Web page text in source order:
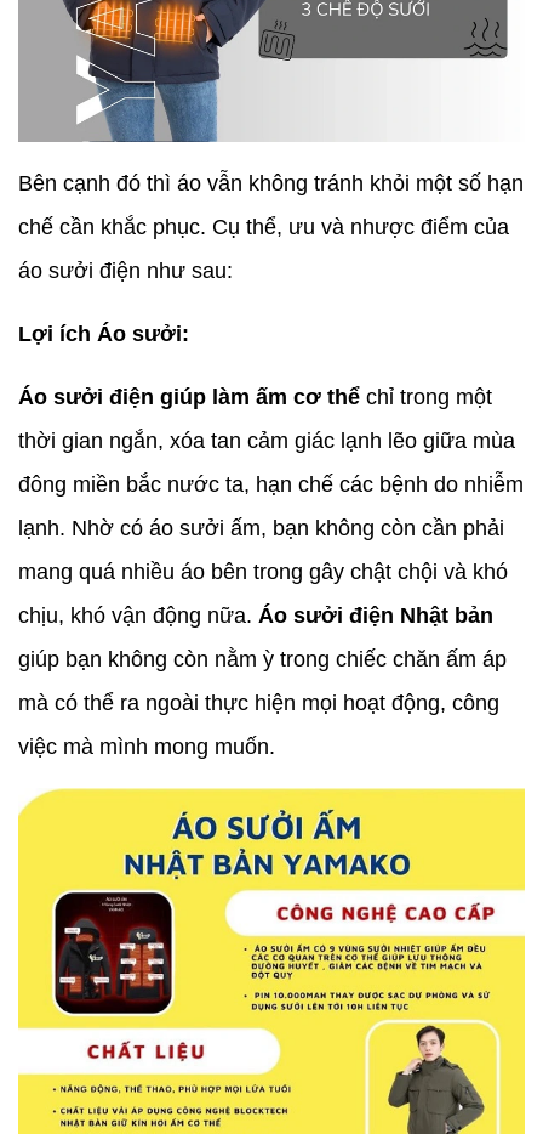
Bên cạnh đó thì áo vẫn không tránh khỏi một số hạn
chế cần khắc phục. Cụ thể, ưu và nhược điểm của
áo sưởi điện như sau:
Lợi ích Áo sưởi:
Áo sưởi điện giúp làm ấm cơ thể chỉ trong một
thời gian ngắn, xóa tan cảm giác lạnh lẽo giữa mùa
đông miền bắc nước ta, hạn chế các bệnh do nhiễm
lạnh. Nhờ có áo sưởi ấm, bạn không còn cần phải
mang quá nhiều áo bên trong gây chật chội và khó
chịu, khó vận động nữa. Áo sưởi điện Nhật bản
giúp bạn không còn nằm ỳ trong chiếc chăn ấm áp
mà có thể ra ngoài thực hiện mọi hoạt động, công
việc mà mình mong muốn.